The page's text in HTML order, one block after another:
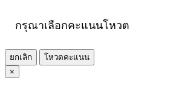
กรุณาเลือกคะแนนโหวต
ยกเลิก
โหวตคะแนน
×